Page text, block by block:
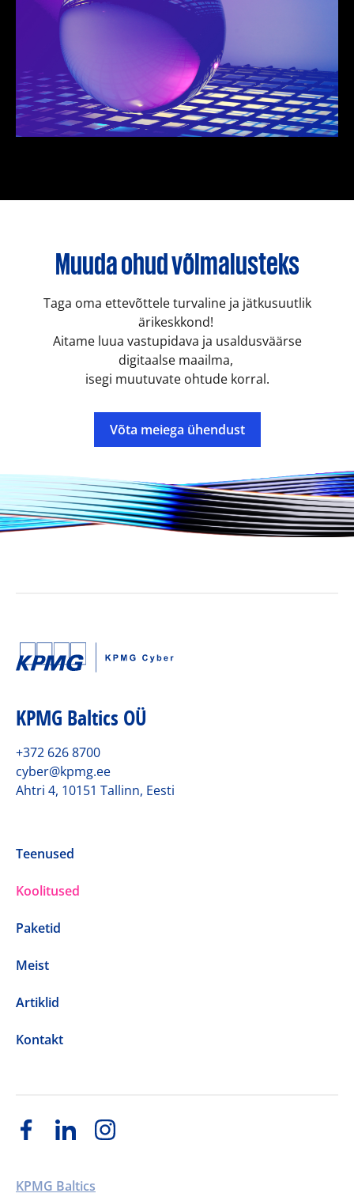
Muuda ohud võimalusteks
Taga oma ettevõttele turvaline ja jätkusuutlik
ärikeskkond!
Aitame luua vastupidava ja usaldusväärse
digitaalse maailma,
isegi muutuvate ohtude korral.
Võta meiega ühendust
KPMG Baltics OÜ
+372 626 8700
cyber@kpmg.ee
Ahtri 4, 10151 Tallinn, Eesti
Teenused
Koolitused
Paketid
Meist
Artiklid
Kontakt
KPMG Baltics